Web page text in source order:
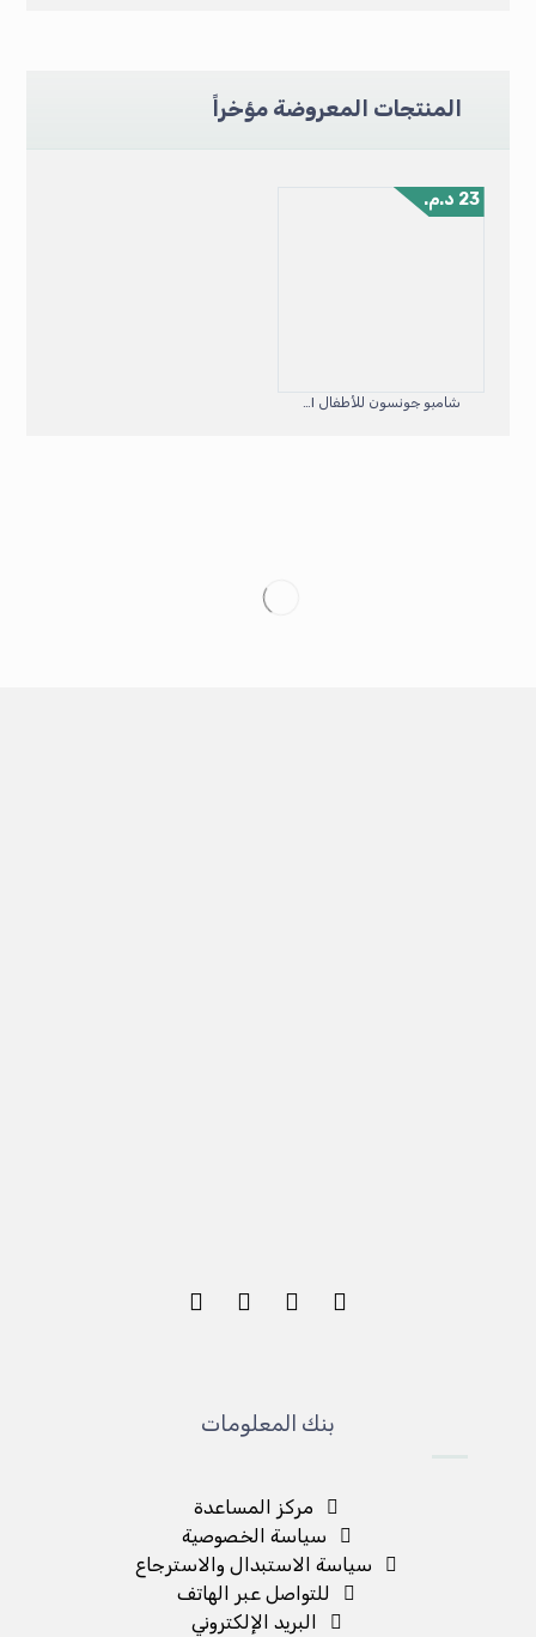
المنتجات المعروضة مؤخراً
شامبو جونسون للأطفال 300ml
23 د.م.
بنك المعلومات
مركز المساعدة
سياسة الخصوصية
سياسة الاستبدال والاسترجاع
للتواصل عبر الهاتف
البريد الإلكتروني